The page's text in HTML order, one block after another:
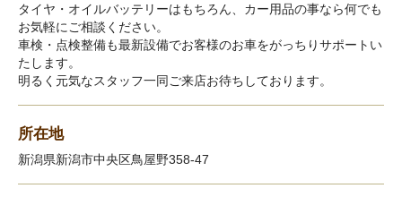
タイヤ・オイルバッテリーはもちろん、カー用品の事なら何でも
お気軽にご相談ください。
車検・点検整備も最新設備でお客様のお車をがっちりサポートい
たします。
明るく元気なスタッフ一同ご来店お待ちしております。
所在地
新潟県新潟市中央区鳥屋野358-47